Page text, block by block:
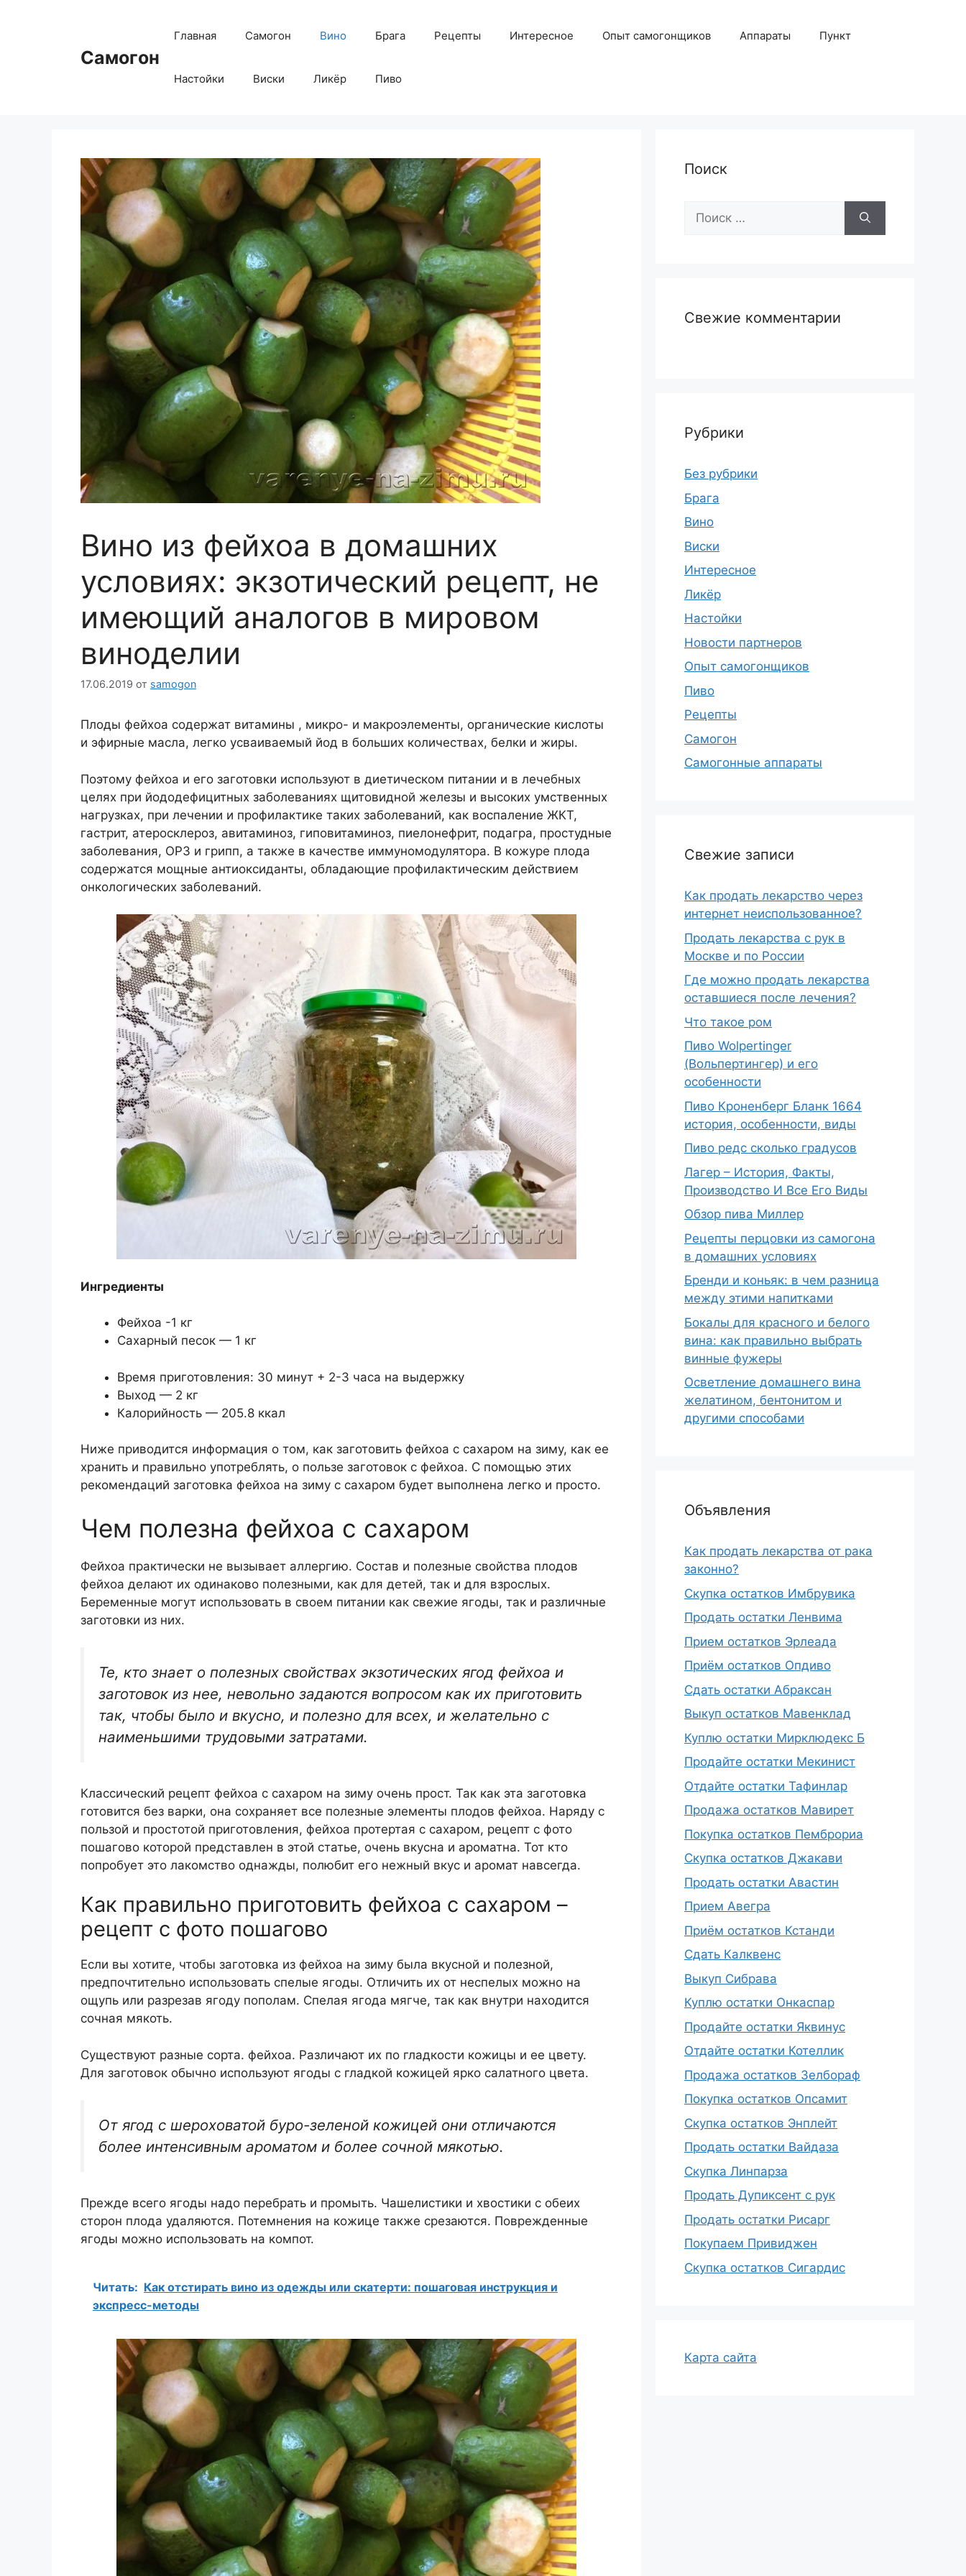
Самогон
Главная Самогон Вино Брага Рецепты Интересное Опыт самогонщиков Аппараты Пункт
Настойки Виски Ликёр Пиво
Вино из фейхоа в домашних
условиях: экзотический рецепт, не
имеющий аналогов в мировом
виноделии
17.06.2019 от samogon
Плоды фейхоа содержат витамины , микро- и макроэлементы, органические кислоты
и эфирные масла, легко усваиваемый йод в больших количествах, белки и жиры.
Поэтому фейхоа и его заготовки используют в диетическом питании и в лечебных
целях при йододефицитных заболеваниях щитовидной железы и высоких умственных
нагрузках, при лечении и профилактике таких заболеваний, как воспаление ЖКТ,
гастрит, атеросклероз, авитаминоз, гиповитаминоз, пиелонефрит, подагра, простудные
заболевания, ОРЗ и грипп, а также в качестве иммуномодулятора. В кожуре плода
содержатся мощные антиоксиданты, обладающие профилактическим действием
онкологических заболеваний.
Ингредиенты
Фейхоа -1 кг
Сахарный песок — 1 кг
Время приготовления: 30 минут + 2-3 часа на выдержку
Выход — 2 кг
Калорийность — 205.8 ккал
Ниже приводится информация о том, как заготовить фейхоа с сахаром на зиму, как ее
хранить и правильно употреблять, о пользе заготовок с фейхоа. С помощью этих
рекомендаций заготовка фейхоа на зиму с сахаром будет выполнена легко и просто.
Чем полезна фейхоа с сахаром
Фейхоа практически не вызывает аллергию. Состав и полезные свойства плодов
фейхоа делают их одинаково полезными, как для детей, так и для взрослых.
Беременные могут использовать в своем питании как свежие ягоды, так и различные
заготовки из них.
Те, кто знает о полезных свойствах экзотических ягод фейхоа и
заготовок из нее, невольно задаются вопросом как их приготовить
так, чтобы было и вкусно, и полезно для всех, и желательно с
наименьшими трудовыми затратами.
Классический рецепт фейхоа с сахаром на зиму очень прост. Так как эта заготовка
готовится без варки, она сохраняет все полезные элементы плодов фейхоа. Наряду с
пользой и простотой приготовления, фейхоа протертая с сахаром, рецепт с фото
пошагово которой представлен в этой статье, очень вкусна и ароматна. Тот кто
попробует это лакомство однажды, полюбит его нежный вкус и аромат навсегда.
Как правильно приготовить фейхоа с сахаром –
рецепт с фото пошагово
Если вы хотите, чтобы заготовка из фейхоа на зиму была вкусной и полезной,
предпочтительно использовать спелые ягоды. Отличить их от неспелых можно на
ощупь или разрезав ягоду пополам. Спелая ягода мягче, так как внутри находится
сочная мякоть.
Существуют разные сорта. фейхоа. Различают их по гладкости кожицы и ее цвету.
Для заготовок обычно используют ягоды с гладкой кожицей ярко салатного цвета.
От ягод с шероховатой буро-зеленой кожицей они отличаются
более интенсивным ароматом и более сочной мякотью.
Прежде всего ягоды надо перебрать и промыть. Чашелистики и хвостики с обеих
сторон плода удаляются. Потемнения на кожице также срезаются. Поврежденные
ягоды можно использовать на компот.
Читать: Как отстирать вино из одежды или скатерти: пошаговая инструкция и
экспресс-методы
Поиск
Поиск:
Свежие комментарии
Рубрики
Без рубрики
Брага
Вино
Виски
Интересное
Ликёр
Настойки
Новости партнеров
Опыт самогонщиков
Пиво
Рецепты
Самогон
Самогонные аппараты
Свежие записи
Как продать лекарство через
интернет неиспользованное?
Продать лекарства с рук в
Москве и по России
Где можно продать лекарства
оставшиеся после лечения?
Что такое ром
Пиво Wolpertinger
(Вольпертингер) и его
особенности
Пиво Кроненберг Бланк 1664
история, особенности, виды
Пиво редс сколько градусов
Лагер – История, Факты,
Производство И Все Его Виды
Обзор пива Миллер
Рецепты перцовки из самогона
в домашних условиях
Бренди и коньяк: в чем разница
между этими напитками
Бокалы для красного и белого
вина: как правильно выбрать
винные фужеры
Осветление домашнего вина
желатином, бентонитом и
другими способами
Объявления
Как продать лекарства от рака
законно?
Скупка остатков Имбрувика
Продать остатки Ленвима
Прием остатков Эрлеада
Приём остатков Опдиво
Сдать остатки Абраксан
Выкуп остатков Мавенклад
Куплю остатки Мирклюдекс Б
Продайте остатки Мекинист
Отдайте остатки Тафинлар
Продажа остатков Мавирет
Покупка остатков Пемброриа
Скупка остатков Джакави
Продать остатки Авастин
Прием Авегра
Приём остатков Кстанди
Сдать Калквенс
Выкуп Сибрава
Куплю остатки Онкаспар
Продайте остатки Яквинус
Отдайте остатки Котеллик
Продажа остатков Зелбораф
Покупка остатков Опсамит
Скупка остатков Энплейт
Продать остатки Вайдаза
Скупка Линпарза
Продать Дупиксент с рук
Продать остатки Рисарг
Покупаем Привиджен
Скупка остатков Сигардис
Карта сайта